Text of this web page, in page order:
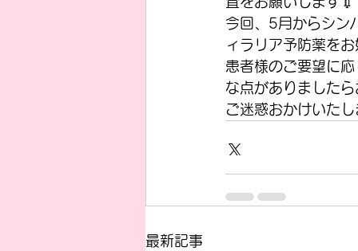
今回、5月からシン
ィラリア予防薬を
患者様のご要望に
な点がありました
ご迷惑おかけいた
最新記事